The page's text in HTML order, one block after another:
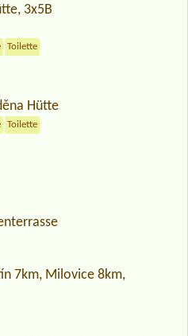
3x5B
Toilette
Hütte
Toilette
7km, Milovice 8km,